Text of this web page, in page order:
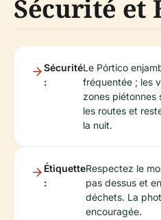
Sécurité et
Sécurité
:
Le Pórtico
fréquentée ; les
zones piétonnes
les routes et
la nuit.
Étiquette
:
Respectez le
pas dessus et
déchets. La
encouragée.